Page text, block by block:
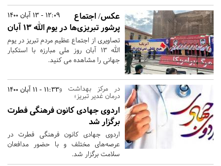
12:09 - 13 آبان 1400
عکس/ اجتماع
پرشور تبریزی‌ها در یوم الله ۱۳ آبان
تصاویری از اجتماع عظیم مردم تبریز در یوم
الله ۱۳ آبان روز ملی مبارزه با استکبار
جهانی را مشاهده می کنید.
11:33 - 11 آبان 1400در مرکز بهداشت و
درمان غدیر تبریز؛
اردوی جهادی کانون فرهنگی فطرت
برگزار شد
اردوی جهادی کانون فرهنگی فطرت در
عرصه‌های مختلف و با حضور مدافعان
سلامت برگزار شد.